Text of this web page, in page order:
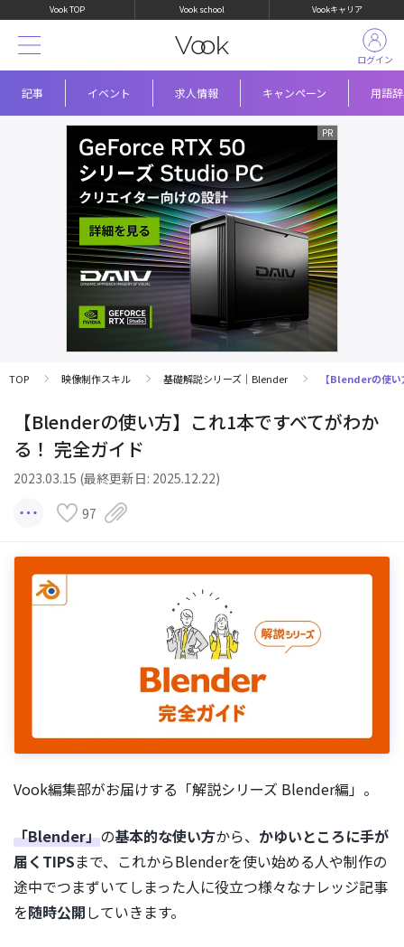
Vook TOP Vook school Vookキャリア
記事 イベント 求人情報 キャンペーン 用語
ログイン
TOP 映像制作スキル 基礎解説シリーズ｜Blender 【Blenderの使
【Blenderの使い方】これ1本ですべてがわか
る！ 完全ガイド
2023.03.15 (最終更新日: 2025.12.22)
97
Vook編集部がお届けする「解説シリーズ Blender編」。
「Blender」の基本的な使い方から、 かゆいところに手が
届くTIPSまで、これからBlenderを使い始める人や制作の
途中でつまずいてしまった人に役立つ様々なナレッジ記事
を随時公開していきます。